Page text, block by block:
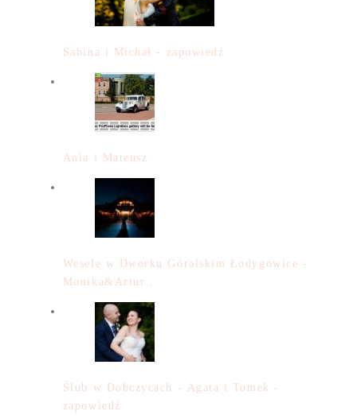
Sabina i Michał - zapowiedź
Ania i Mateusz
Wesele w Dworku Góralskim Łodygowice -
Monika&Artur…
Ślub w Dobczycach - Agata i Tomek -
zapowiedź